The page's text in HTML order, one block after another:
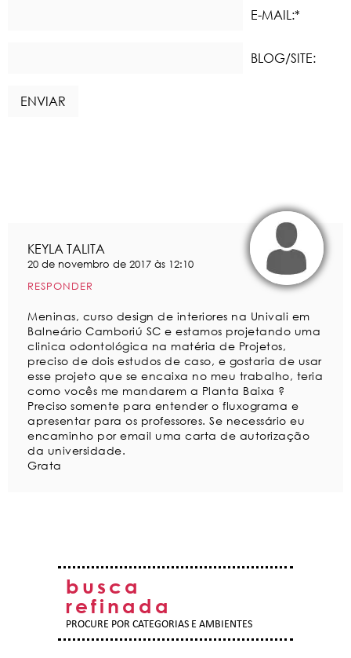
E-MAIL:*
BLOG/SITE:
KEYLA TALITA
20 de novembro de 2017 às 12:10
RESPONDER
Meninas, curso design de interiores na Univali em
Balneário Camboriú SC e estamos projetando uma
clinica odontológica na matéria de Projetos,
preciso de dois estudos de caso, e gostaria de usar
esse projeto que se encaixa no meu trabalho, teria
como vocês me mandarem a Planta Baixa ?
Preciso somente para entender o fluxograma e
apresentar para os professores. Se necessário eu
encaminho por email uma carta de autorização
da universidade.
Grata
busca
refinada
PROCURE POR CATEGORIAS E AMBIENTES